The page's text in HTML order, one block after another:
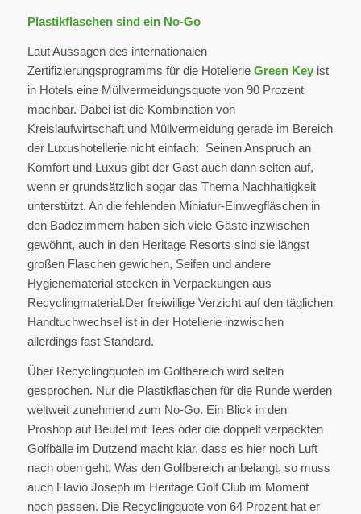
Plastikflaschen sind ein No-Go
Laut Aussagen des internationalen
Zertifizierungsprogramms für die Hotellerie Green Keyist
in Hotels eine Müllvermeidungsquote von 90 Prozent
machbar. Dabei ist die Kombination von
Kreislaufwirtschaft und Müllvermeidung gerade im Bereich
der Luxushotellerie nicht einfach: Seinen Anspruch an
Komfort und Luxus gibt der Gast auch dann selten auf,
wenn er grundsätzlich sogar das Thema Nachhaltigkeit
unterstützt. An die fehlenden Miniatur-Einwegfläschen in
den Badezimmern haben sich viele Gäste inzwischen
gewöhnt, auch in den Heritage Resorts sind sie längst
großen Flaschen gewichen, Seifen und andere
Hygienematerial stecken in Verpackungen aus
Recyclingmaterial.Der freiwillige Verzicht auf den täglichen
Handtuchwechsel ist in der Hotellerie inzwischen
allerdings fast Standard.
Über Recyclingquoten im Golfbereich wird selten
gesprochen. Nur die Plastikflaschen für die Runde werden
weltweit zunehmend zum No-Go. Ein Blick in den
Proshop auf Beutel mit Tees oder die doppelt verpackten
Golfbälle im Dutzend macht klar, dass es hier noch Luft
nach oben geht. Was den Golfbereich anbelangt, so muss
auch Flavio Joseph im Heritage Golf Club im Moment
noch passen. Die Recyclingquote von 64 Prozent hat er